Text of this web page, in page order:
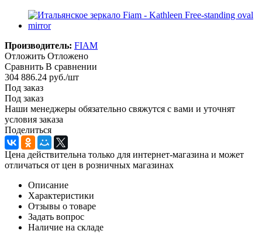
Производитель: FIAM
Отложить Отложено
Сравнить В сравнении
304 886.24 руб./шт
Под заказ
Под заказ
Наши менеджеры обязательно свяжутся с вами и уточнят
условия заказа
Поделиться
Цена действительна только для интернет-магазина и может
отличаться от цен в розничных магазинах
Описание
Характеристики
Отзывы о товаре
Задать вопрос
Наличие на складе